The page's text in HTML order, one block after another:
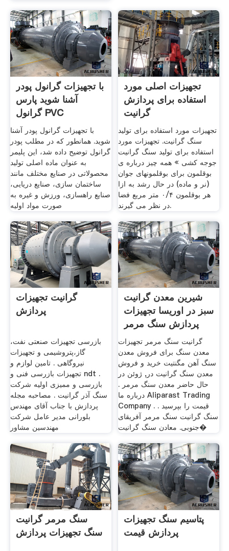
با تجهیزات گرانول پودر
آشنا شوید پارس
گرانول PVC
با تجهیزات گرانول پودر آشنا
شوید. همانطور که در مطلب پودر
گرانول توضیح داده شد، این پلیمر
به عنوان ماده اصلی تولید
محصولاتی در صنایع مختلف مانند
ساختمان سازی، صنایع دریایی،
صنایع راهسازی، ورزش و غیره به
صورت مواد اولیه
تجهیزات اصلی مورد
استفاده برای پردازش
گرانیت
تجهیزات مورد استفاده برای تولید
سنگ گرانیت. تجهیزات مورد
استفاده برای تولید سنگ گرانیت
جوجه کشی » همه چیز درباره ی
بوقلمون برای بوقلمونهای جوان
(نر و ماده) در حال رشد به ازا
هر بوقلمون ۰/۴ متر مربع فضا
در نظر می گیرند.
گرانیت تجهیزات
پردازش
بازرسی تجهیزات صنعتی نفت،
گاز،پتروشیمی و تجهیزات
نیروگاهی . تامین لوازم و
تجهیزات بازرسی فنی و ndt .
بازرسی و ممیزی اولیه شرکت
سنگ آذر گرانیت . مصاحبه مجله
پردازش با جناب آقای مهندس
بلورانی مدیر عامل شرکت
مهندسین مشاور
شیرین معدن گرانیت
سبز در اوریسا تجهیزات
پردازش سنگ مرمر
گرانیت سنگ مرمر تجهیزات
معدن سنگ برای فروش معدن
سنگ آهن مگنتیت خرید و فروش
معدن سنگ گرانیت در, ژوئن در
حال حاضر معدن سنگ مرمر .
درباره ما Aliparast Trading
Company . قیمت را بپرسید .
سنگ گرانیت سنگ مرمر آفریقای
جنوبی. معادن سنگ گرانیت�
سنگ مرمر گرانیت
سنگ تجهیزات پردازش
پتاسیم سنگ تجهیزات
پردازش قیمت